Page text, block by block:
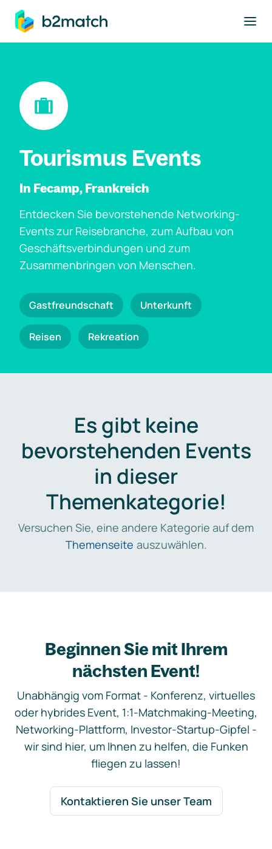
springen
Tourismus Events
In Fecamp, Frankreich
Entdecken Sie bevorstehende Networking-
Events zur Reisebranche, zum Aufbau von
Geschäftsverbindungen und zum
Zusammenbringen von Menschen.
Gastfreundschaft Unterkunft
Reisen Rekreation
Es gibt keine
bevorstehenden Events
in dieser
Themenkategorie!
Versuchen Sie, eine andere Kategorie auf dem
Themenseite auszuwählen.
Beginnen Sie mit Ihrem
nächsten Event!
Unabhängig vom Format - Konferenz, virtuelles
oder hybrides Event, 1:1-Matchmaking-Meeting,
Networking-Plattform, Investor-Startup-Gipfel -
wir sind hier, um Ihnen zu helfen, die Funken
fliegen zu lassen!
Kontaktieren Sie unser Team